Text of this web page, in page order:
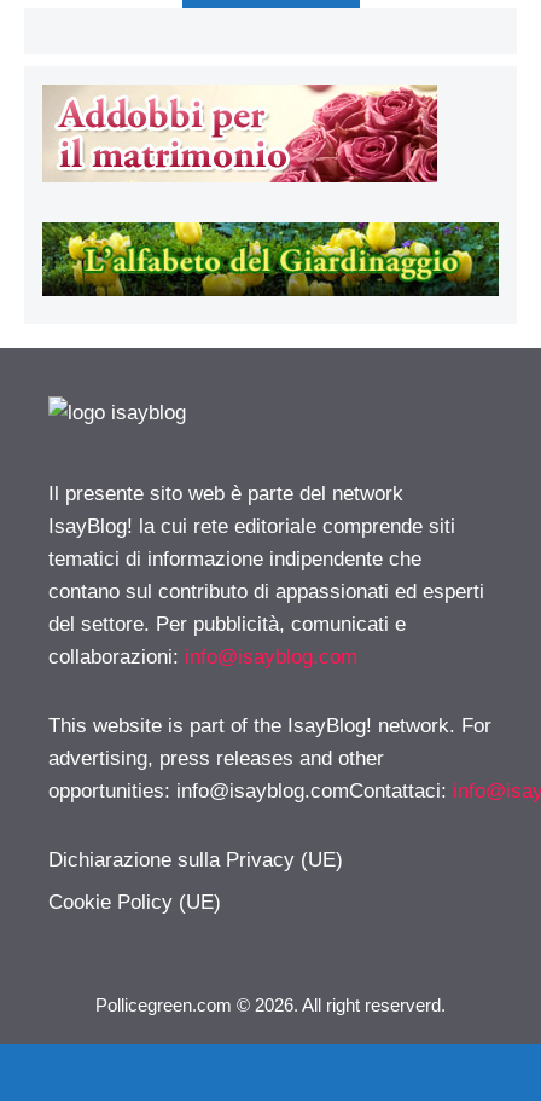
Il presente sito web è parte del network
IsayBlog! la cui rete editoriale comprende siti
tematici di informazione indipendente che
contano sul contributo di appassionati ed esperti
del settore. Per pubblicità, comunicati e
collaborazioni: info@isayblog.com
This website is part of the IsayBlog! network. For
advertising, press releases and other
opportunities: info@isayblog.comContattaci:
Dichiarazione sulla Privacy (UE)
Cookie Policy (UE)
Pollicegreen.com © 2026. All right reserverd.